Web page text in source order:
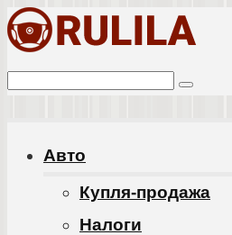
Перейти
контенту
Поиск:
Авто
Купля-продажа
Налоги